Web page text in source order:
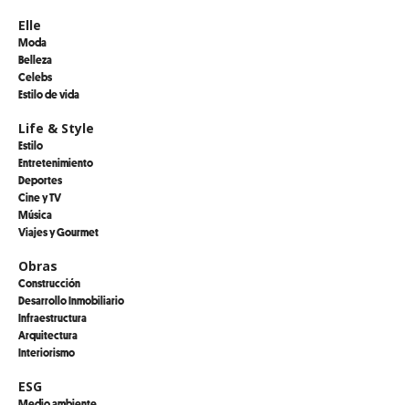
Elle
Moda
Belleza
Celebs
Estilo de vida
Life & Style
Estilo
Entretenimiento
Deportes
Cine y TV
Música
Viajes y Gourmet
Obras
Construcción
Desarrollo Inmobiliario
Infraestructura
Arquitectura
Interiorismo
ESG